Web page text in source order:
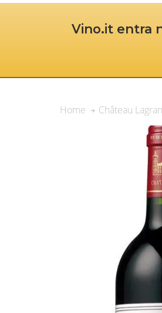
Vino.it entra
Home Château